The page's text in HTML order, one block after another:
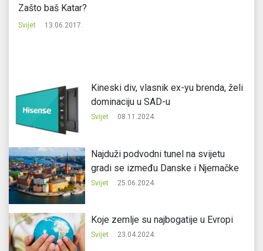
Zašto baš Katar?
Svijet 13.06.2017.
Kineski div, vlasnik ex-yu brenda, želi
dominaciju u SAD-u
Svijet 08.11.2024.
Najduži podvodni tunel na svijetu
gradi se između Danske i Njemačke
Svijet 25.06.2024.
Koje zemlje su najbogatije u Evropi
Svijet 23.04.2024.